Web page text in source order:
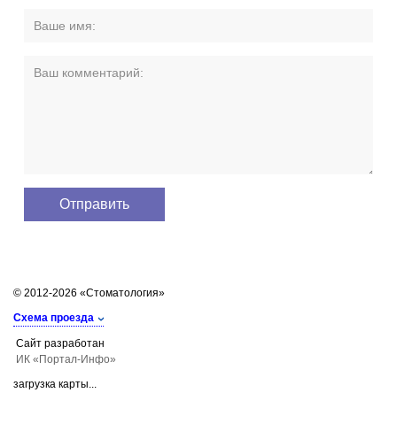
© 2012-2026 «Стоматология»
Схема проезда
Сайт разработан
ИК «Портал-Инфо»
загрузка карты...